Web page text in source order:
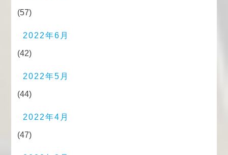
(57)
2022年6月
(42)
2022年5月
(44)
2022年4月
(47)